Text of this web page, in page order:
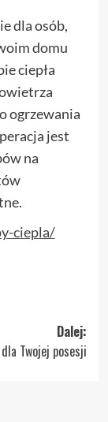
dla osób,
domu
ciepła
ogrzewania
jest
na
ciepla/
Dalej:
Twojej posesji